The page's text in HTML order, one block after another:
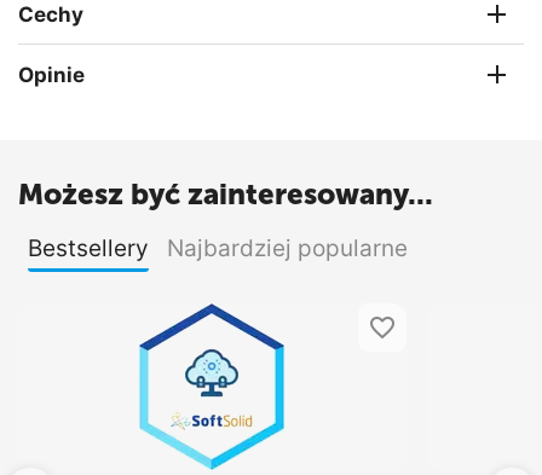
Cechy
Opinie
Możesz być zainteresowany...
Bestsellery Najbardziej popularne